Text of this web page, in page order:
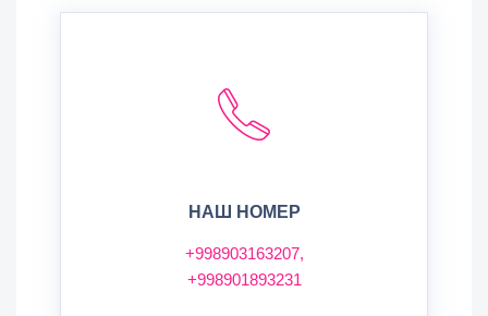
НАШ НОМЕР
+998903163207,
+998901893231